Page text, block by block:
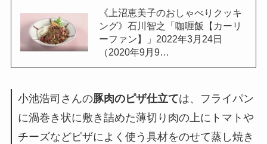
《上沼恵美子のおしゃべりクッキ
ング》石川智之「咖喱飯【カーリ
ーファン】」2022年3月24日
（2020年9月9…
小池浩司さんの豚肉のピザ仕立ては、フライパン
に渦巻き状に敷き詰めた薄切り肉の上にトマトや
チーズなどピザによく使う具材をのせて蒸し焼き